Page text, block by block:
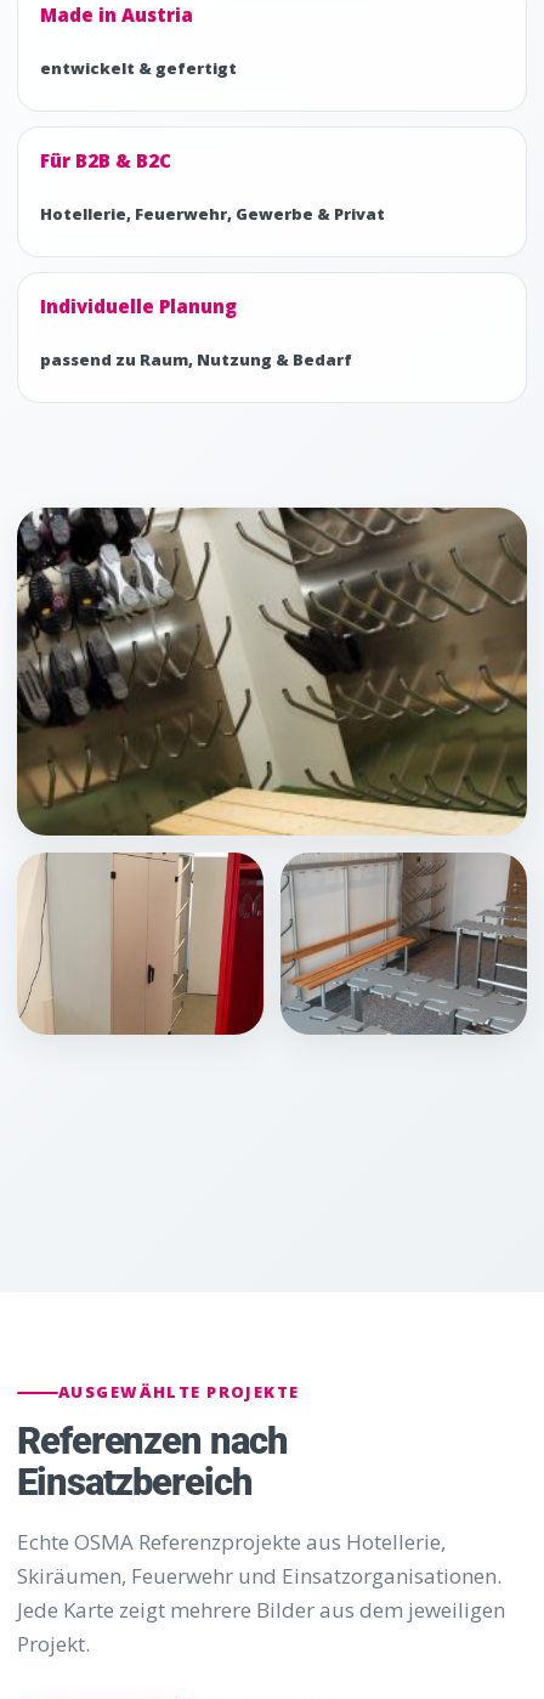
Made in Austria
entwickelt & gefertigt
Für B2B & B2C
Hotellerie, Feuerwehr, Gewerbe & Privat
Individuelle Planung
passend zu Raum, Nutzung & Bedarf
AUSGEWÄHLTE PROJEKTE
Referenzen nach
Einsatzbereich
Echte OSMA Referenzprojekte aus Hotellerie,
Skiräumen, Feuerwehr und Einsatzorganisationen.
Jede Karte zeigt mehrere Bilder aus dem jeweiligen
Projekt.